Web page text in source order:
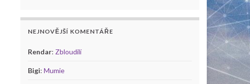
NEJNOVĚJŠÍ KOMENTÁŘE
Rendar: Zbloudilí
Bigi: Mumie